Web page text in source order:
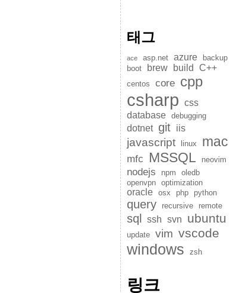
태그
ace asp.net azure
backup
boot
brew build C++
centos core cpp
csharp css
database
debugging
dotnet git iis
javascript linux mac
mfc MSSQL neovim
nodejs npm
oledb
openvpn
optimization
oracle osx php python
query recursive remote
sql ssh svn ubuntu
update vim vscode
windows zsh
링크